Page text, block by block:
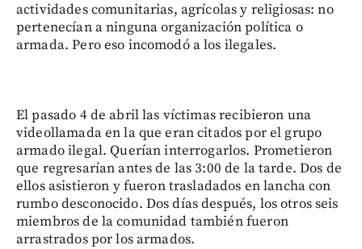
actividades comunitarias, agrícolas y religiosas: no
pertenecían a ninguna organización política o
armada. Pero eso incomodó a los ilegales.
El pasado 4 de abril las víctimas recibieron una
videollamada en la que eran citados por el grupo
armado ilegal. Querían interrogarlos. Prometieron
que regresarían antes de las 3:00 de la tarde. Dos de
ellos asistieron y fueron trasladados en lancha con
rumbo desconocido. Dos días después, los otros seis
miembros de la comunidad también fueron
arrastrados por los armados.